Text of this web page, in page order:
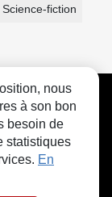
Science-fiction
nous
à son bon
besoin de
statistiques
En